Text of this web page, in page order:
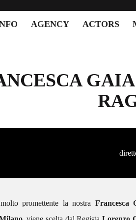
AGENCY ACTORS
promettente la nostra Francesca